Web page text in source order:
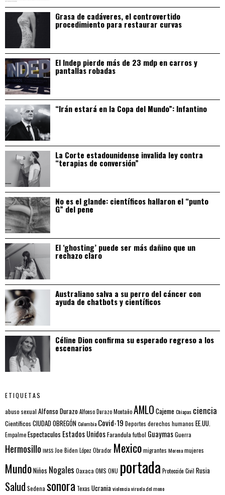
Grasa de cadáveres, el controvertido
procedimiento para restaurar curvas
El Indep pierde más de 23 mdp en carros y
pantallas robadas
“Irán estará en la Copa del Mundo”: Infantino
La Corte estadounidense invalida ley contra
“terapias de conversión”
No es el glande: científicos hallaron el “punto
G” del pene
El ‘ghosting’ puede ser más dañino que un
rechazo claro
Australiano salva a su perro del cáncer con
ayuda de chatbots y científicos
Céline Dion confirma su esperado regreso a los
escenarios
ETIQUETAS
abuso sexual Alfonso DurazoAlfonso Durazo MontañoAMLO CajemeChiapas ciencia
Científicos CIUDAD OBREGÓNColombia Covid-19 Deportes derechos humanos EE.UU.
EmpalmeEspectaculos Estados UnidosFarandula futbol GuaymasGuerra
Hermosillo IMSS Joe Biden López Obrador Mexicomigrantes Morenamujeres
MundoNiños Nogales Oaxaca OMS ONU portada Protección Civil Rusia
Salud Sedena sonora Texas Ucraniaviolenciaviruela del mono